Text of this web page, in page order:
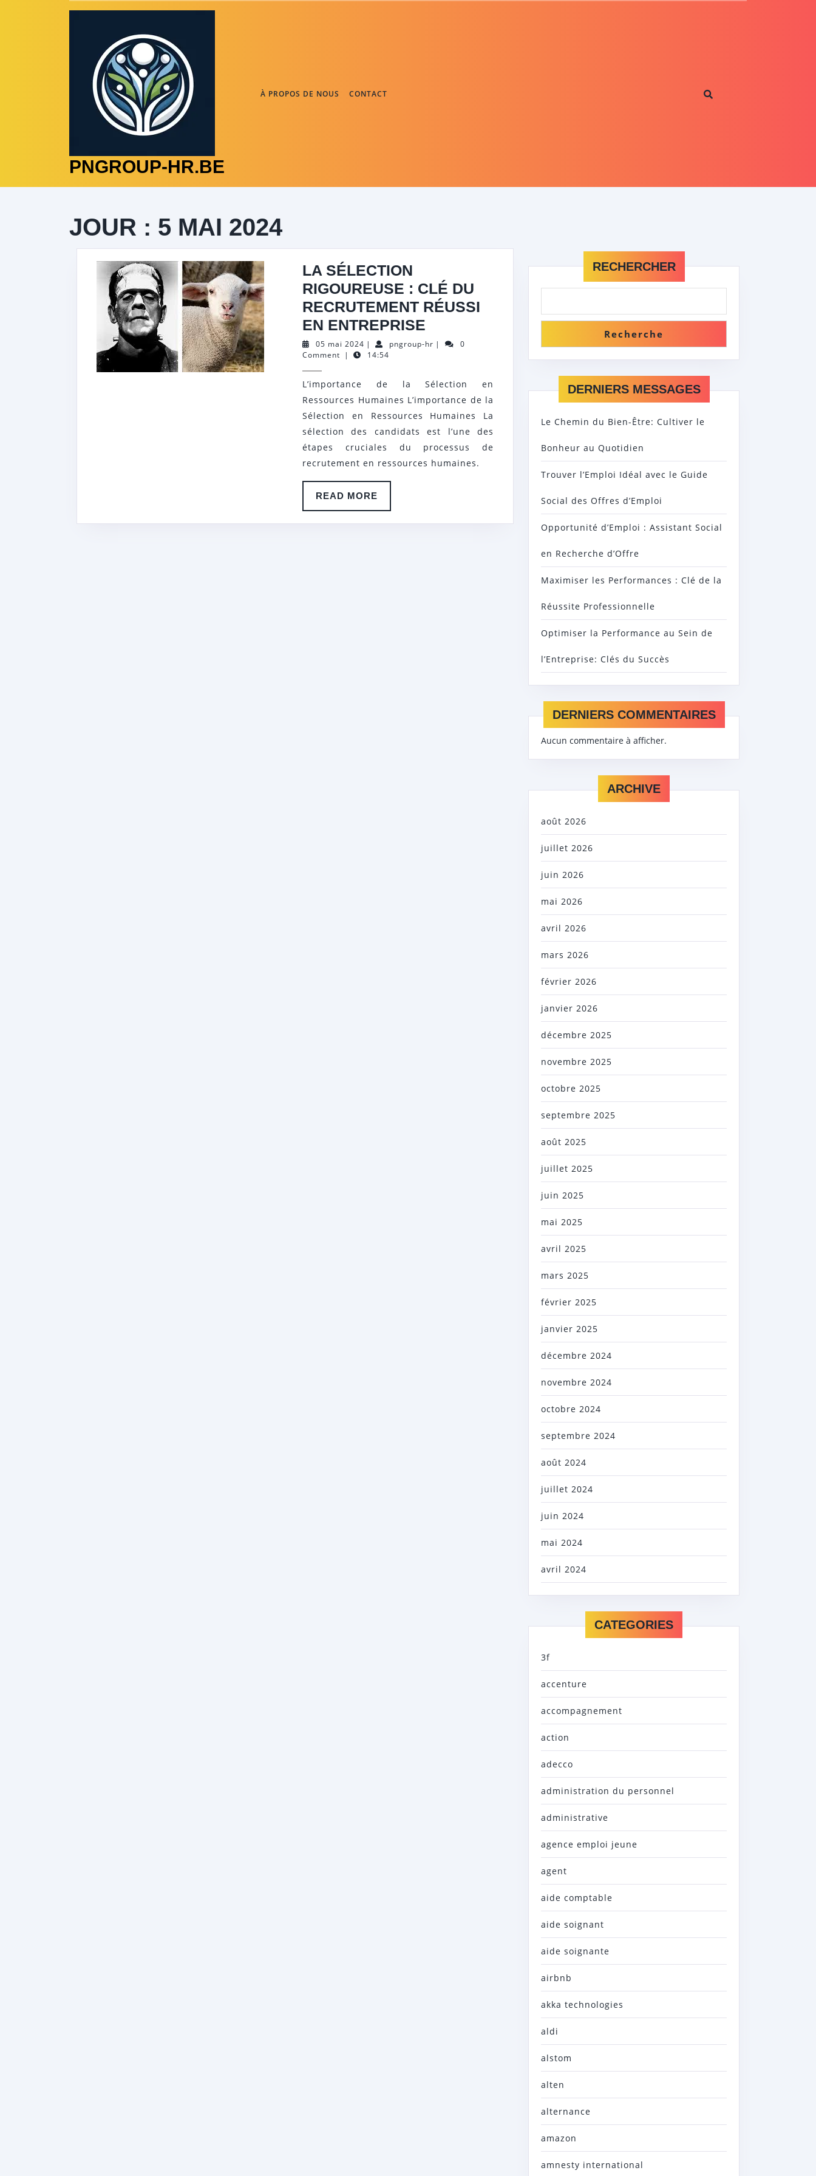
PNGROUP-HR.BE
À PROPOS DE NOUS CONTACT
JOUR : 5 MAI 2024
LA SÉLECTION
RIGOUREUSE : CLÉ DU
RECRUTEMENT RÉUSSI
EN ENTREPRISE
SÉLECTION
:
CLÉ
DU
RECRUTEMENT
RÉUSSI
EN
05 mai 2024 05
mai
| pngroup-hr pngroup-
|
0
Comment | 14:54
L’importance de la Sélection en
Ressources Humaines L’importance de la
Sélection en Ressources Humaines La
sélection des candidats est l’une des
étapes cruciales du processus de
recrutement en ressources humaines.
READ MORE
MORE
RECHERCHER
Recherche
DERNIERS MESSAGES
Le Chemin du Bien-Être: Cultiver le
Bonheur au Quotidien
Trouver l’Emploi Idéal avec le Guide
Social des Offres d’Emploi
Opportunité d’Emploi : Assistant Social
en Recherche d’Offre
Maximiser les Performances : Clé de la
Réussite Professionnelle
Optimiser la Performance au Sein de
l’Entreprise: Clés du Succès
DERNIERS COMMENTAIRES
Aucun commentaire à afficher.
ARCHIVE
août 2026
juillet 2026
juin 2026
mai 2026
avril 2026
mars 2026
février 2026
janvier 2026
décembre 2025
novembre 2025
octobre 2025
septembre 2025
août 2025
juillet 2025
juin 2025
mai 2025
avril 2025
mars 2025
février 2025
janvier 2025
décembre 2024
novembre 2024
octobre 2024
septembre 2024
août 2024
juillet 2024
juin 2024
mai 2024
avril 2024
CATEGORIES
3f
accenture
accompagnement
action
adecco
administration du personnel
administrative
agence emploi jeune
agent
aide comptable
aide soignant
aide soignante
airbnb
akka technologies
aldi
alstom
alten
alternance
amazon
amnesty international